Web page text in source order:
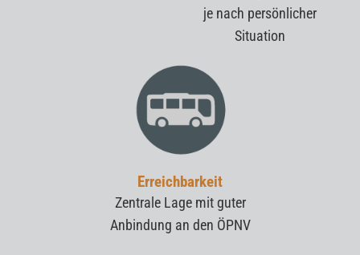
je nach persönlicher
Situation
Erreichbarkeit
Zentrale Lage mit guter
Anbindung an den ÖPNV